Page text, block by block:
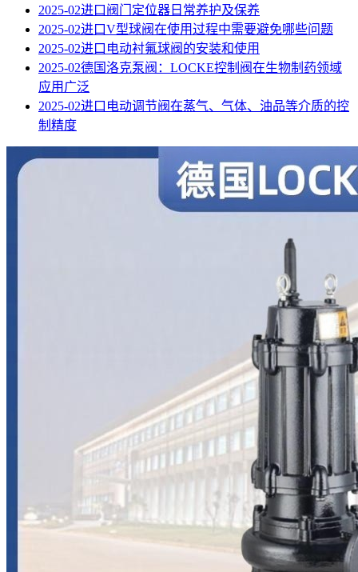
2025-02进口阀门定位器日常养护及保养
2025-02进口V型球阀在使用过程中需要避免哪些问题
2025-02进口电动衬氟球阀的安装和使用
2025-02德国洛克泵阀：LOCKE控制阀在生物制药领域
应用广泛
2025-02进口电动调节阀在蒸气、气体、油品等介质的控
制精度